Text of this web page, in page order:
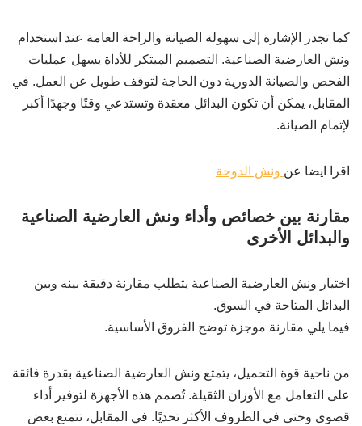
كما تجدر الإشارة إلى سهولة الصيانة والراحة العامة عند استخدام
ونش العارضية الصناعية. التصميم المبتكر للأداة يسهل عمليات
الفحص والصيانة الدورية دون الحاجة لتوقف طويل عن العمل. في
المقابل، يمكن أن تكون البدائل معقدة وتستدعي وقتًا وجهدًا أكبر
لإتمام الصيانة.
اقرا ايضا عن ونش الدوحة
مقارنة بين خصائص وأداء ونش العارضية الصناعية
والبدائل الأخرى
اختيار ونش العارضية الصناعية يتطلب مقارنة دقيقة بينه وبين
البدائل المتاحة في السوق.
فيما يلي مقارنة موجزة توضح الفروق الأساسية.
من ناحية قوة التحميل، يتمتع ونش العارضية الصناعية بقدرة فائقة
على التعامل مع الأوزان الثقيلة. تُصمم هذه الأجهزة لتوفير أداء
قصوى وحتى في الظروف الأكثر تحديًا. في المقابل، تتمتع بعض